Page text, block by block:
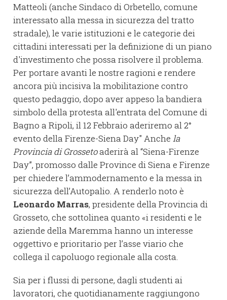
Matteoli (anche Sindaco di Orbetello, comune
interessato alla messa in sicurezza del tratto
stradale), le varie istituzioni e le categorie dei
cittadini interessati per la definizione di un piano
d'investimento che possa risolvere il problema.
Per portare avanti le nostre ragioni e rendere
ancora più incisiva la mobilitazione contro
questo pedaggio, dopo aver appeso la bandiera
simbolo della protesta all'entrata del Comune di
Bagno a Ripoli, il 12 Febbraio aderiremo al 2°
evento della Firenze-Siena Day" Anche la
Provincia di Grossetoaderirà al “Siena-Firenze
Day”, promosso dalle Province di Siena e Firenze
per chiedere l’ammodernamento e la messa in
sicurezza dell’Autopalio. A renderlo noto è
Leonardo Marras, presidente della Provincia di
Grosseto, che sottolinea quanto «i residenti e le
aziende della Maremma hanno un interesse
oggettivo e prioritario per l’asse viario che
collega il capoluogo regionale alla costa.
Sia per i flussi di persone, dagli studenti ai
lavoratori, che quotidianamente raggiungono